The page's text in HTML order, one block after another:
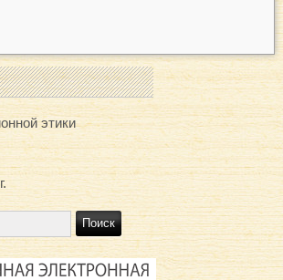
этики